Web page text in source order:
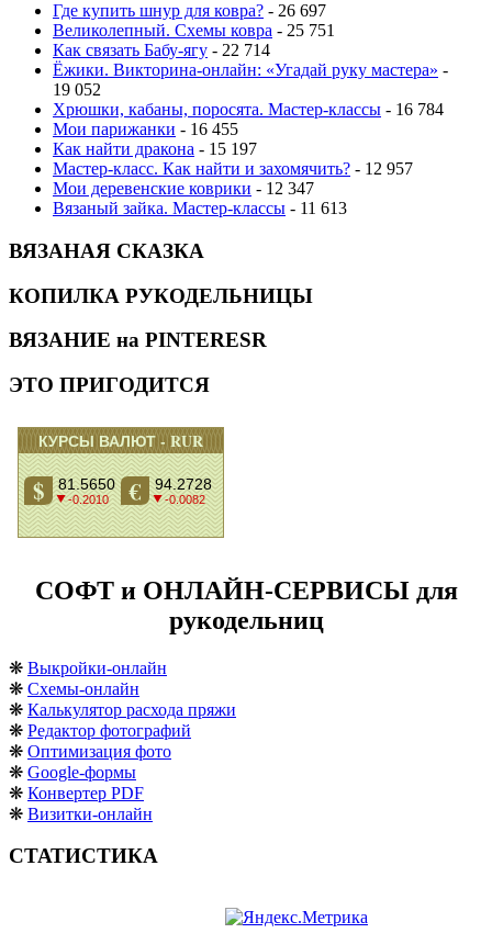
Где купить шнур для ковра? - 26 697
Великолепный. Схемы ковра - 25 751
Как связать Бабу-ягу - 22 714
Ёжики. Викторина-онлайн: «Угадай руку мастера» -
19 052
Хрюшки, кабаны, поросята. Мастер-классы - 16 784
Мои парижанки - 16 455
Как найти дракона - 15 197
Мастер-класс. Как найти и захомячить? - 12 957
Мои деревенские коврики - 12 347
Вязаный зайка. Мастер-классы - 11 613
ВЯЗАНАЯ СКАЗКА
КОПИЛКА РУКОДЕЛЬНИЦЫ
ВЯЗАНИЕ на PINTERESR
ЭТО ПРИГОДИТСЯ
СОФТ и ОНЛАЙН-СЕРВИСЫ для
рукодельниц
❋ Выкройки-онлайн
❋ Схемы-онлайн
❋ Калькулятор расхода пряжи
❋ Редактор фотографий
❋ Оптимизация фото
❋ Google-формы
❋ Конвертер PDF
❋ Визитки-онлайн
СТАТИСТИКА